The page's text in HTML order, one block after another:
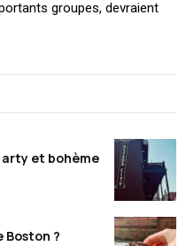
groupes, devraient
arty et bohème
Boston ?